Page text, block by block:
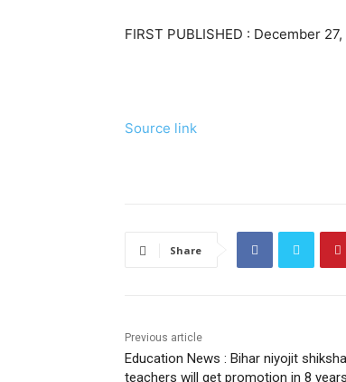
FIRST PUBLISHED : December
Source link
Share
Previous article
Education News : Bihar niyojit
teachers will get promotion in 8